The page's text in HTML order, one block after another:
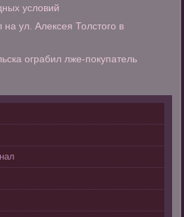
условий
на ул. Алексея Толстого в
ограбил лже-покупатель